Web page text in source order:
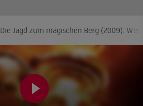
Die Jagd zum magischen Berg (2009):